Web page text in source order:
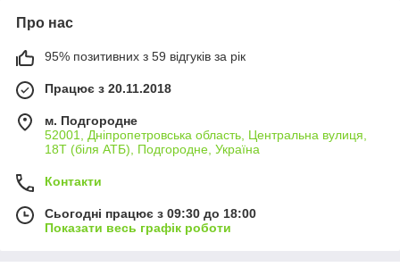
Про нас
95% позитивних з 59 відгуків за рік
Працює з 20.11.2018
м. Подгородне
52001, Дніпропетровська область, Центральна вулиця,
18Т (біля АТБ), Подгородне, Україна
Контакти
Сьогодні працює з 09:30 до 18:00
Показати весь графік роботи